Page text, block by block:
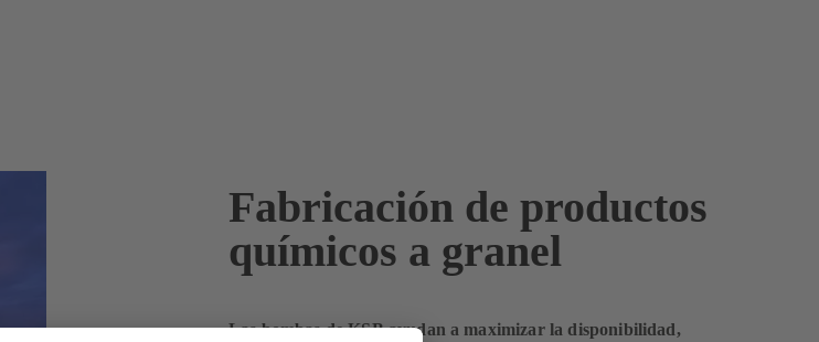
Fabricación de productos
químicos a granel
Las bombas de KSB ayudan a maximizar la disponibilidad,